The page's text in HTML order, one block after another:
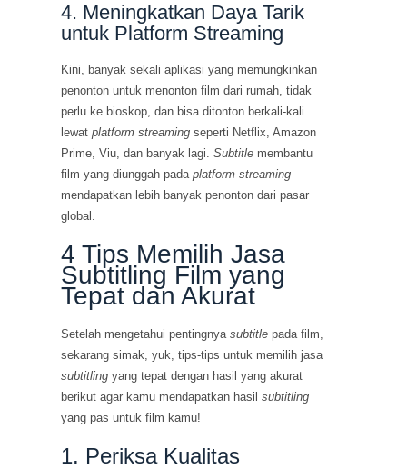
4. Meningkatkan Daya Tarik
untuk Platform Streaming
Kini, banyak sekali aplikasi yang memungkinkan
penonton untuk menonton film dari rumah, tidak
perlu ke bioskop, dan bisa ditonton berkali-kali
lewatplatform streaming seperti Netflix, Amazon
Prime, Viu, dan banyak lagi.Subtitle membantu
film yang diunggah padaplatform streaming
mendapatkan lebih banyak penonton dari pasar
global.
4 Tips Memilih Jasa
Subtitling Film yang
Tepat dan Akurat
Setelah mengetahui pentingnyasubtitlepada film,
sekarang simak, yuk, tips-tips untuk memilih jasa
subtitlingyang tepat dengan hasil yang akurat
berikut agar kamu mendapatkan hasilsubtitling
yang pas untuk film kamu!
1. Periksa Kualitas